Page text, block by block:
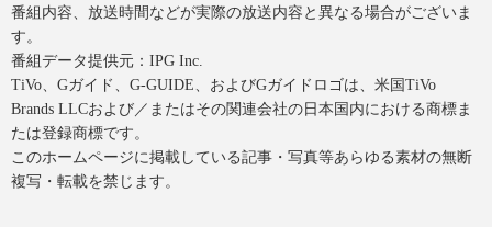
番組内容、放送時間などが実際の放送内容と異なる場合がございま
す。
番組データ提供元：IPG Inc.
TiVo、Gガイド、G-GUIDE、およびGガイドロゴは、米国TiVo
Brands LLCおよび／またはその関連会社の日本国内における商標ま
たは登録商標です。
このホームページに掲載している記事・写真等あらゆる素材の無断
複写・転載を禁じます。